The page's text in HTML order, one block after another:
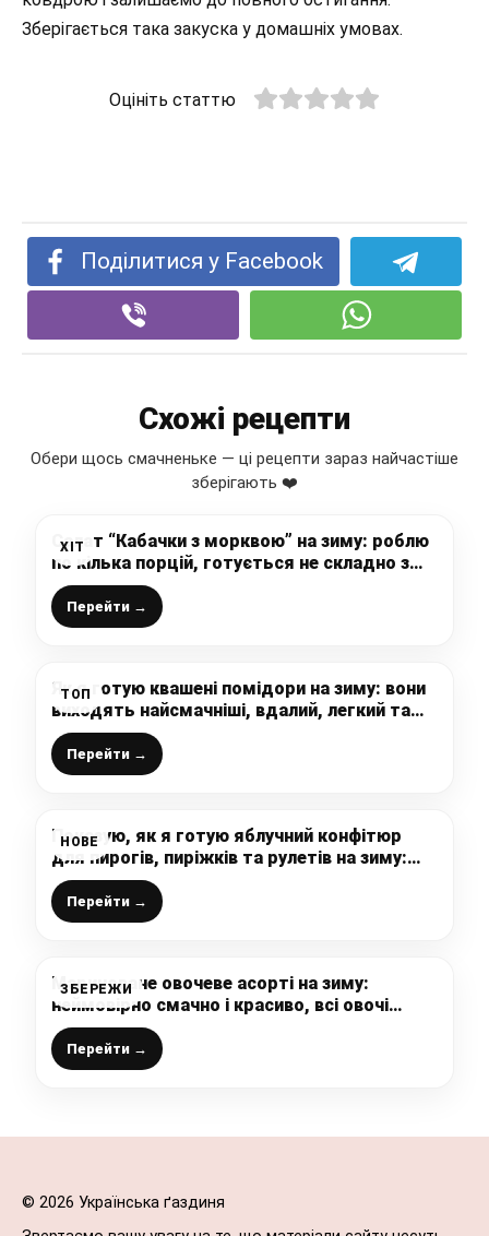
Зберігається така закуска у домашніх умовах.
Оцініть статтю
Поділитися у Facebook
Схожі рецепти
Обери щось смачненьке — ці рецепти зараз найчастіше
зберігають ❤️
ХІТ
Салат “Кабачки з морквою” на зиму: роблю
по кілька порцій, готується не складно з
доступних інгредієнтів
Перейти →
ТОП
Як я готую квашені помідори на зиму: вони
виходять найсмачніші, вдалий, легкий та
простий рецепт приготування, зберігайте
собі і обов’язково спробуйте
Перейти →
НОВЕ
Показую, як я готую яблучний конфітюр
для пирогів, пиріжків та рулетів на зиму:
простий та швидкий рецепт, моя
обов’язкова щорічна заготовка
Перейти →
ЗБЕРЕЖИ
Мариноване овочеве асорті на зиму:
неймовірно смачно і красиво, всі овочі
хрумтять і можна зберігати за кімнатної
температури
Перейти →
© 2026 Українська ґаздиня